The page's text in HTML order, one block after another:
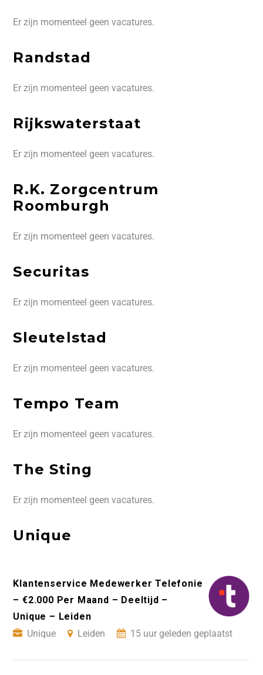
Er zijn momenteel geen vacatures.
Randstad
Er zijn momenteel geen vacatures.
Rijkswaterstaat
Er zijn momenteel geen vacatures.
R.K. Zorgcentrum
Roomburgh
Er zijn momenteel geen vacatures.
Securitas
Er zijn momenteel geen vacatures.
Sleutelstad
Er zijn momenteel geen vacatures.
Tempo Team
Er zijn momenteel geen vacatures.
The Sting
Er zijn momenteel geen vacatures.
Unique
Klantenservice Medewerker Telefonie
– €2.000 Per Maand – Deeltijd –
Unique – Leiden
Unique
Leiden 15 uur geleden geplaatst